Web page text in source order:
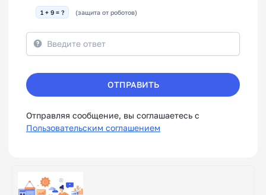
1 + 9 = ? (защита от роботов)
ОТПРАВИТЬ
Отправляя сообщение, вы соглашаетесь с
Пользовательским соглашением